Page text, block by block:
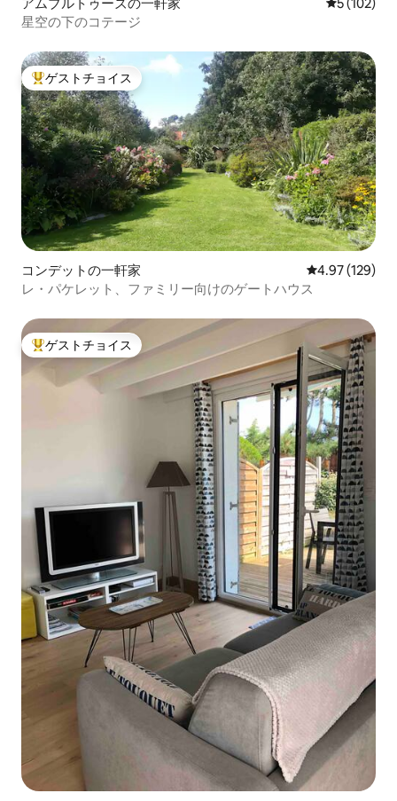
星空の下のコテージ
大好評のゲストチョイスです。
ゲストチョイス
コンデットの一軒家 レビュー129
4.97 (129)
レ・パケレット、ファミリー向けのゲートハウス
大好評のゲストチョイスです。
ゲストチョイス